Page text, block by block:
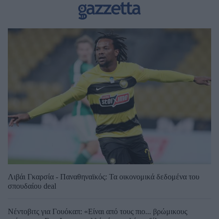
Λιβάι Γκαρσία - Παναθηναϊκός: Τα οικονομικά δεδομένα του
σπουδαίου deal
Νέντοβιτς για Γουόκαπ: «Είναι από τους πιο... βρώμικους